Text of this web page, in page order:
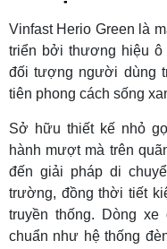
Vinfast Herio Green là
triển bởi thương hiệu ô
đối tượng người dùng
tiên phong cách sống
Sở hữu thiết kế nhỏ
hành mượt mà trên
đến giải pháp di
trường, đồng thời tiết
truyền thống. Dòng
chuẩn như hệ thống